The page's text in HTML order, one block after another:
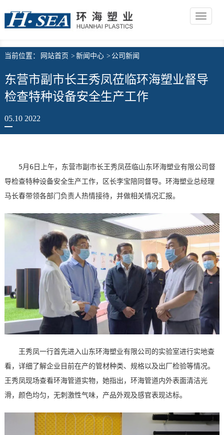
Toggle
当前位置： 网站首页 > 新闻中心 > 公司新闻
东营市副市长王秀凤莅临环海塑业督导
检查特种设备安全生产工作
05.10 2022
5月6日上午，东营市副市长王秀凤莅临山东环海塑业有限公司督
导检查特种设备安全生产工作，区长李宝陪同督导。环海塑业总经理
马长春带领各部门负责人热情接待，并做相关情况汇报。
王秀凤一行首先进入山东环海塑业有限公司的实验室进行实地查
看，详细了解企业目前在产的管材种类、规格以及出厂检验等情况。
王秀凤现场查看环海管道实物，她指出，环海管道内外表面清洁光
滑，颜色均匀，无刺激性气味，产品外观及感官表现达标。